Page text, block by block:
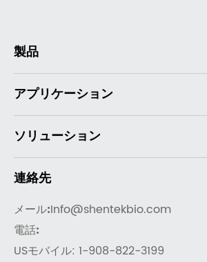
製品
アプリケーション
ソリューション
連絡先
メール:Info@shentekbio.com
電話:
USモバイル: 1-908-822-3199